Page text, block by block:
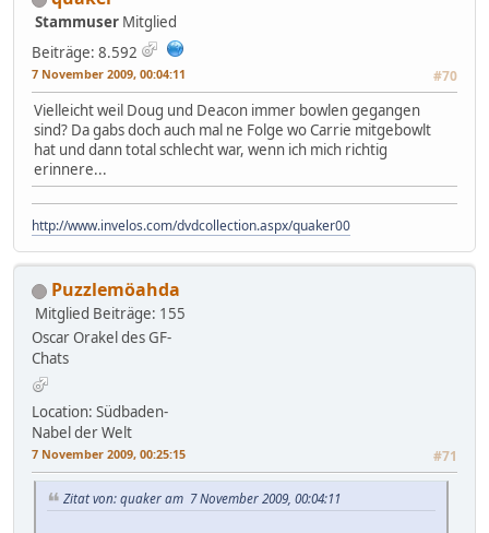
Stammuser Mitglied
Beiträge: 8.592
7 November 2009, 00:04:11 #70
Vielleicht weil Doug und Deacon immer bowlen gegangen
sind? Da gabs doch auch mal ne Folge wo Carrie mitgebowlt
hat und dann total schlecht war, wenn ich mich richtig
erinnere...
http://www.invelos.com/dvdcollection.aspx/quaker00
Puzzlemöahda
Mitglied Beiträge: 155
Oscar Orakel des GF-
Chats
Location: Südbaden-
Nabel der Welt
7 November 2009, 00:25:15 #71
Zitat von: quaker am 7 November 2009, 00:04:11